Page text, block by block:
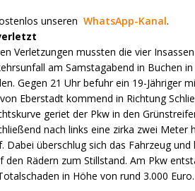
unseren WhatsApp-Kanal.
Verletzungen mussten die vier
am Samstagabend in Buchen
Gegen 21 Uhr befuhr ein 19-Jähriger
Eberstadt kommend in Richtung
geriet der Pkw in den
nach links eine zirka zwei Meter
Dabei überschlug sich das Fahrzeug
den Rädern zum Stillstand. Am Pkw
in Höhe von rund 3.000 Euro.